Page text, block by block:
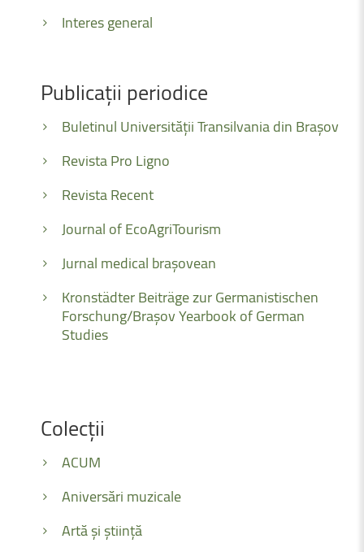
Interes general
Publicații periodice
Buletinul Universității Transilvania din Brașov
Revista Pro Ligno
Revista Recent
Journal of EcoAgriTourism
Jurnal medical brașovean
Kronstädter Beiträge zur Germanistischen
Forschung/Brașov Yearbook of German
Studies
Colecții
ACUM
Aniversări muzicale
Artă și știință